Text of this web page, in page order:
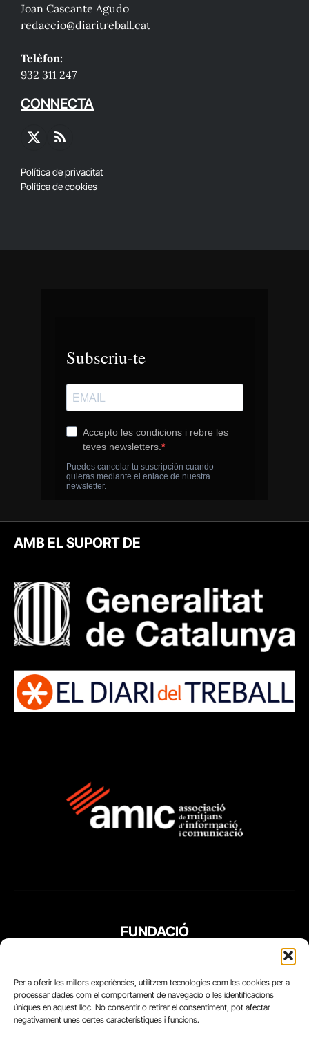
Per a oferir les millors experiències, utilitzem tecnologies com les cookies per a
processar dades com el comportament de navegació o les identificacions
úniques en aquest lloc. No consentir o retirar el consentiment, pot afectar
negativament unes certes característiques i funcions.
Joan Cascante Agudo
redaccio@diaritreball.cat
Telèfon:
932 311 247
CONNECTA
X
RSS
Política de privacitat
Política de cookies
AMB EL SUPORT DE
FUNDACIÓ